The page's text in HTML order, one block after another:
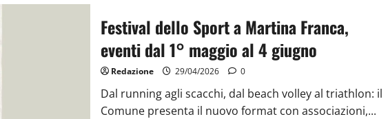
Festival dello Sport a Martina Franca,
eventi dal 1° maggio al 4 giugno
Redazione 29/04/2026 0
Dal running agli scacchi, dal beach volley al triathlon: il
Comune presenta il nuovo format con associazioni,...